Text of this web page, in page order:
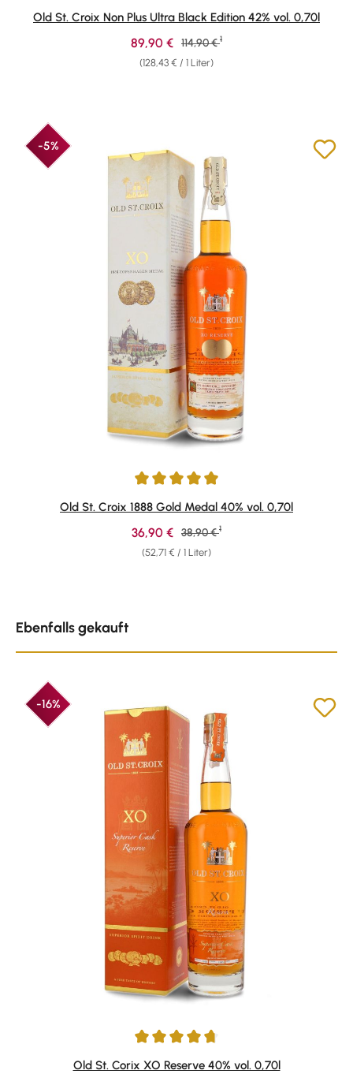
Durchschnittliche Bewertung von 4.97 von 5 Sternen
Old St. Croix Non Plus Ultra Black Edition 42% vol. 0,70l
(128,43 € / 1 Liter)
Verkaufspreis:
89,90 € Regulärer Preis:
114,90 € 1
-5%
Durchschnittliche Bewertung von 4.88 von 5 Sternen
Old St. Croix 1888 Gold Medal 40% vol. 0,70l
(52,71 € / 1 Liter)
Verkaufspreis:
36,90 € Regulärer Preis:
38,90 € 1
Ebenfalls gekauft
-16%
Durchschnittliche Bewertung von 4.85 von 5 Sternen
Old St. Corix XO Reserve 40% vol. 0,70l